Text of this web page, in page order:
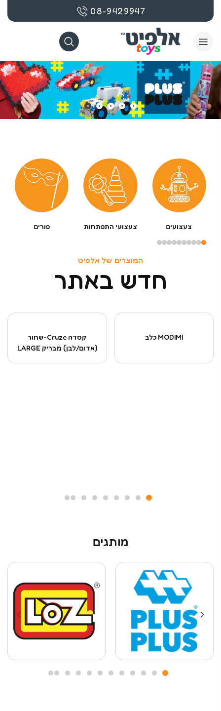
08-9429947
צעצועים צעצועי התפתחות פורים
המוצרים של אלפיט
חדש באתר
MODIMI כלב
קסדה Cruze-שחור
(אדום/לבן) מבריק LARGE
מותגים